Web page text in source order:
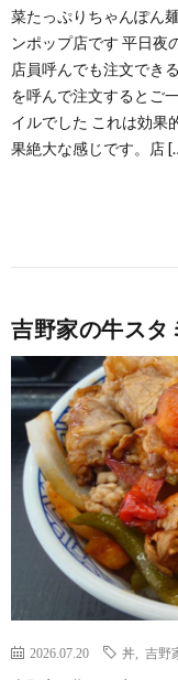
菜たっぷりちゃんぽん
ンポップ店です 平日夜
店員呼んでも注文でき
を呼んで注文するとご
イルでした これは効果
果絶大な感じです。店
吉野家の牛スタ
2026.07.20 丼 吉野